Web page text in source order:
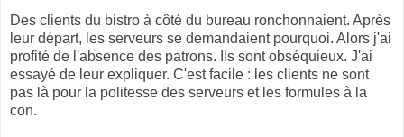
Des clients du bistro à côté du bureau ronchonnaient. Après
leur départ, les serveurs se demandaient pourquoi. Alors j'ai
profité de l'absence des patrons. Ils sont obséquieux. J'ai
essayé de leur expliquer. C'est facile : les clients ne sont
pas là pour la politesse des serveurs et les formules à la
con.